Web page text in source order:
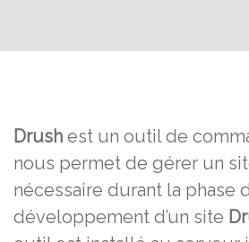
Drush est un outil de
nous permet de gérer un
nécessaire durant la phase
développement d’un site